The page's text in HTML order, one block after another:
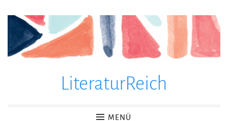
Zum
springen
LiteraturReich
MENÜ